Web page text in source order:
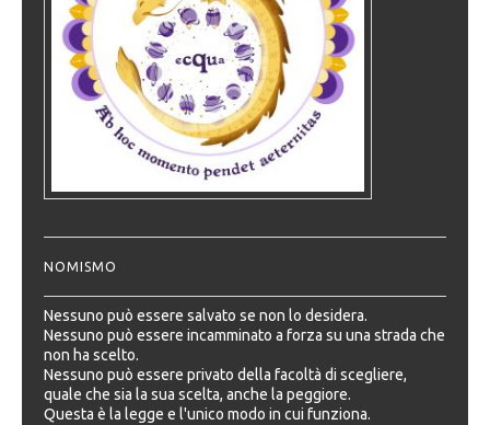
NOMISMO
Nessuno può essere salvato se non lo desidera.
Nessuno può essere incamminato a forza su una strada che
non ha scelto.
Nessuno può essere privato della facoltà di scegliere,
quale che sia la sua scelta, anche la peggiore.
Questa è la legge e l'unico modo in cui funziona.